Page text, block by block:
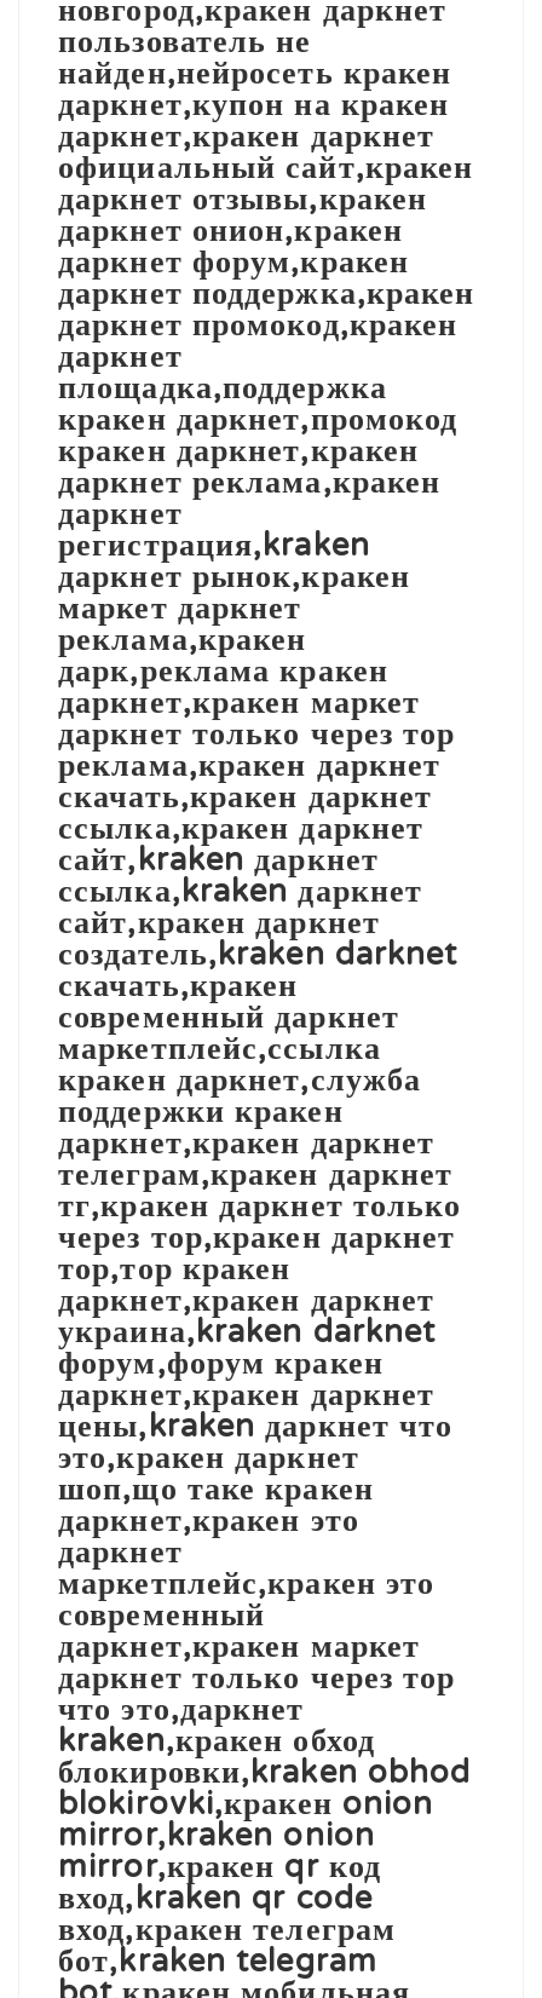
новгород,кракен даркнет
пользователь не
найден,нейросеть кракен
даркнет,купон на кракен
даркнет,кракен даркнет
официальный сайт,кракен
даркнет отзывы,кракен
даркнет онион,кракен
даркнет форум,кракен
даркнет поддержка,кракен
даркнет промокод,кракен
даркнет
площадка,поддержка
кракен даркнет,промокод
кракен даркнет,кракен
даркнет реклама,кракен
даркнет
регистрация,kraken
даркнет рынок,кракен
маркет даркнет
реклама,кракен
дарк,реклама кракен
даркнет,кракен маркет
даркнет только через тор
реклама,кракен даркнет
скачать,кракен даркнет
ссылка,кракен даркнет
сайт,kraken даркнет
ссылка,kraken даркнет
сайт,кракен даркнет
создатель,kraken darknet
скачать,кракен
современный даркнет
маркетплейс,ссылка
кракен даркнет,служба
поддержки кракен
даркнет,кракен даркнет
телеграм,кракен даркнет
тг,кракен даркнет только
через тор,кракен даркнет
тор,тор кракен
даркнет,кракен даркнет
украина,kraken darknet
форум,форум кракен
даркнет,кракен даркнет
цены,kraken даркнет что
это,кракен даркнет
шоп,що таке кракен
даркнет,кракен это
даркнет
маркетплейс,кракен это
современный
даркнет,кракен маркет
даркнет только через тор
что это,даркнет
kraken,кракен обход
блокировки,kraken obhod
blokirovki,кракен onion
mirror,kraken onion
mirror,кракен qr код
вход,kraken qr code
вход,кракен телеграм
бот,kraken telegram